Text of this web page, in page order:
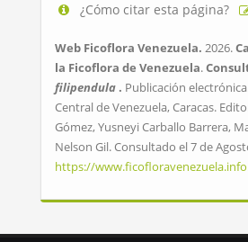
¿Cómo citar esta página?
Web Ficoflora Venezuela. 2026.
la Ficoflora de Venezuela.
filipendula . Publicación
Central de Venezuela, Caracas.
Gómez, Yusneyi Carballo Barrera,
Nelson Gil. Consultado el 7 de
https://